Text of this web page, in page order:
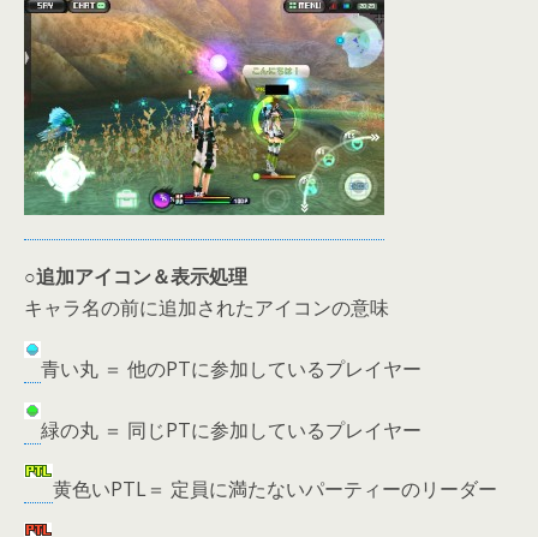
○追加アイコン＆表示処理
キャラ名の前に追加されたアイコンの意味
青い丸 ＝ 他のPTに参加しているプレイヤー
緑の丸 ＝ 同じPTに参加しているプレイヤー
黄色いPTL＝ 定員に満たないパーティーのリーダー